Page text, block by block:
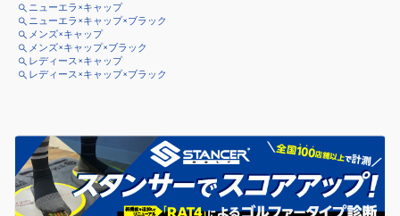
ニューエラ×キャップ
ニューエラ×キャップ×ブラック
メンズ×キャップ
メンズ×キャップ×ブラック
レディース×キャップ
レディース×キャップ×ブラック